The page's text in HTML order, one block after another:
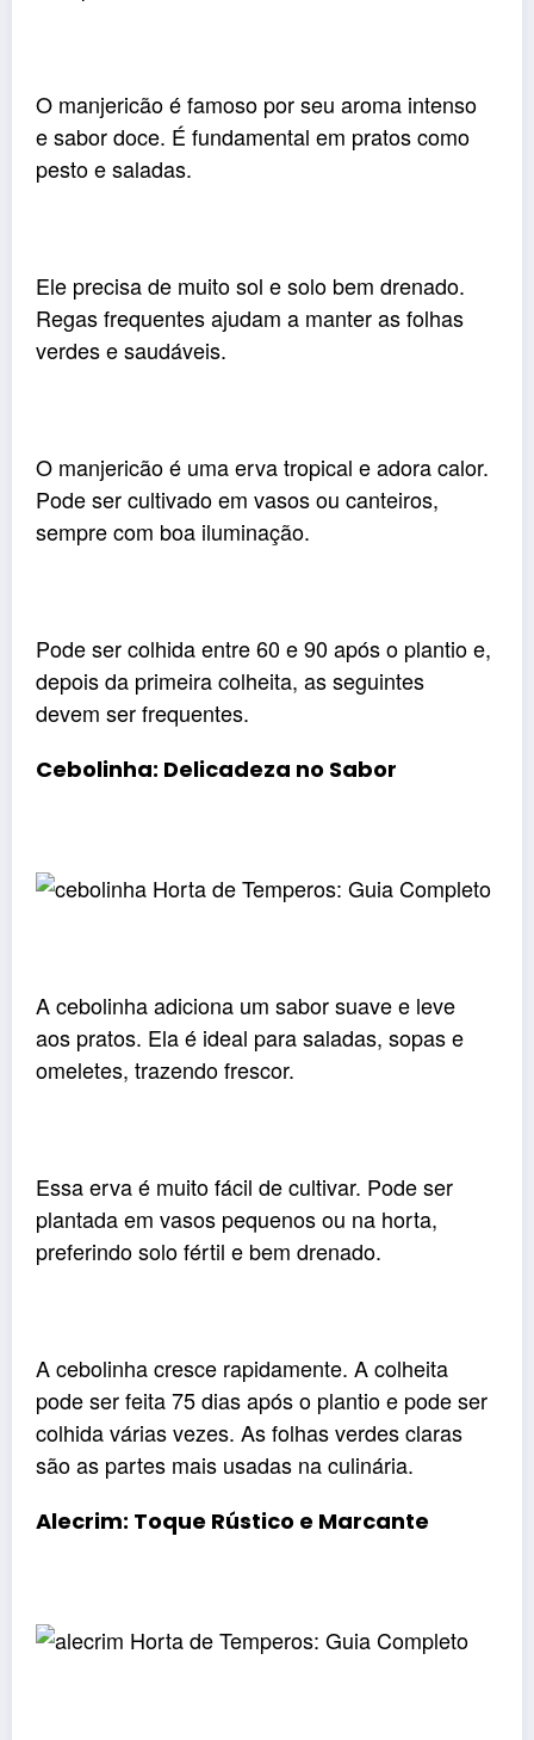
O manjericão é famoso por seu aroma intenso
e sabor doce. É fundamental em pratos como
pesto e saladas.
Ele precisa de muito sol e solo bem drenado.
Regas frequentes ajudam a manter as folhas
verdes e saudáveis.
O manjericão é uma erva tropical e adora calor.
Pode ser cultivado em vasos ou canteiros,
sempre com boa iluminação.
Pode ser colhida entre 60 e 90 após o plantio e,
depois da primeira colheita, as seguintes
devem ser frequentes.
Cebolinha: Delicadeza no Sabor
A cebolinha adiciona um sabor suave e leve
aos pratos. Ela é ideal para saladas, sopas e
omeletes, trazendo frescor.
Essa erva é muito fácil de cultivar. Pode ser
plantada em vasos pequenos ou na horta,
preferindo solo fértil e bem drenado.
A cebolinha cresce rapidamente. A colheita
pode ser feita 75 dias após o plantio e pode ser
colhida várias vezes. As folhas verdes claras
são as partes mais usadas na culinária.
Alecrim: Toque Rústico e Marcante